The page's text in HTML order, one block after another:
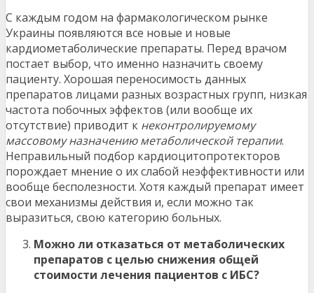
С каждым годом на фармакологическом рынке
Украины появляются все новые и новые
кардиометаболические препараты. Перед врачом
постает выбор, что именно назначить своему
пациенту. Хорошая переносимость данных
препаратов лицами разных возрастных групп, низкая
частота побочных эффектов (или вообще их
отсутствие) приводит к неконтролируемому
массовому назначению метаболической терапии.
Неправильный подбор кардиоцитопротекторов
порождает мнение о их слабой неэффективности или
вообще бесполезности. Хотя каждый препарат имеет
свои механизмы действия и, если можно так
выразиться, свою категорию больных.
Можно ли отказаться от метаболических
препаратов с целью снижения общей
стоимости лечения пациентов с ИБС?